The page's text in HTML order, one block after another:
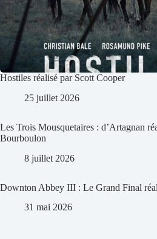
Hostiles réalisé par Scott Cooper
25 juillet 2026
Les Trois Mousquetaires : d’Artagnan
Bourboulon
8 juillet 2026
Downton Abbey III : Le Grand Final
31 mai 2026